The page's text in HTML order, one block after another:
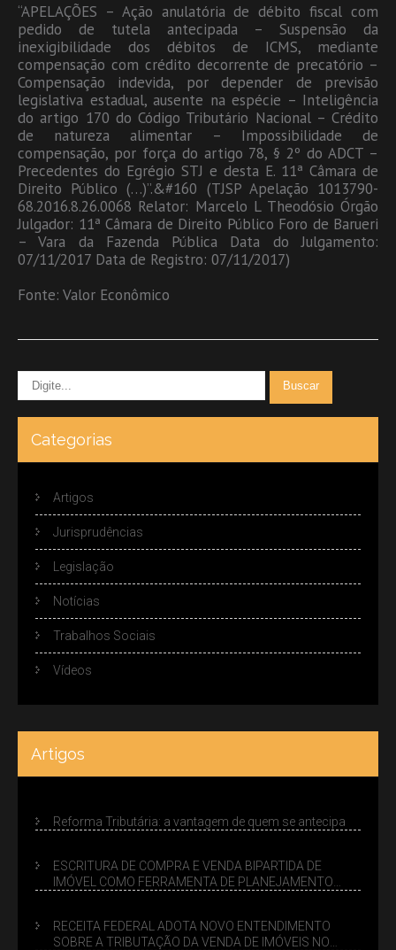
“APELAÇÕES – Ação anulatória de débito fiscal com
pedido de tutela antecipada – Suspensão da
inexigibilidade dos débitos de ICMS, mediante
compensação com crédito decorrente de precatório –
Compensação indevida, por depender de previsão
legislativa estadual, ausente na espécie – Inteligência
do artigo 170 do Código Tributário Nacional – Crédito
de natureza alimentar – Impossibilidade de
compensação, por força do artigo 78, § 2º do ADCT –
Precedentes do Egrégio STJ e desta E. 11ª Câmara de
Direito Público (…)”.&#160 (TJSP Apelação 1013790-
68.2016.8.26.0068 Relator: Marcelo L Theodósio Órgão
Julgador: 11ª Câmara de Direito Público Foro de Barueri
– Vara da Fazenda Pública Data do Julgamento:
07/11/2017 Data de Registro: 07/11/2017)
Fonte: Valor Econômico
Categorias
Artigos
Jurisprudências
Legislação
Notícias
Trabalhos Sociais
Vídeos
Artigos
Reforma Tributária: a vantagem de quem se antecipa
ESCRITURA DE COMPRA E VENDA BIPARTIDA DE
IMÓVEL COMO FERRAMENTA DE PLANEJAMENTO
RECEITA FEDERAL ADOTA NOVO ENTENDIMENTO
SOBRE A TRIBUTAÇÃO DA VENDA DE IMÓVEIS NO